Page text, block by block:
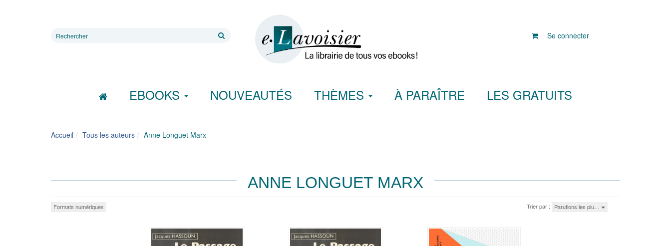
Rechercher
Se connecter
EBOOKS NOUVEAUTÉS THÈMES À PARAÎTRE LES GRATUITS
Accueil Tous les auteurs Anne Longuet Marx
ANNE LONGUET MARX
Formats numériques Trier par : Parutions les plu…